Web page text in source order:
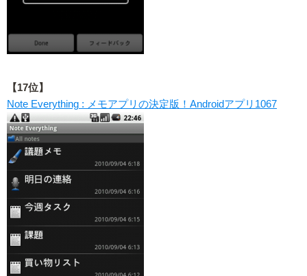
【17位】
Note Everything : メモアプリの決定版！Androidアプリ1067